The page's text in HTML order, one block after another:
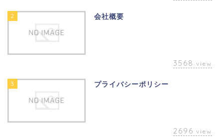
2 会社概要
3568 view
3 プライバシーポリシー
2696 view